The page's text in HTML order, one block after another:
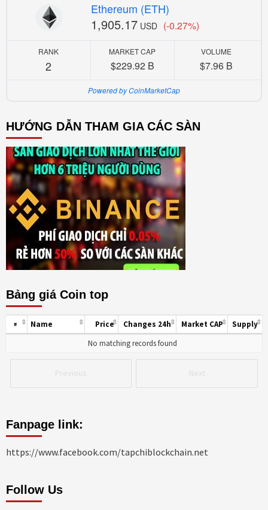
Ethereum (ETH)
1,905.17 USD (-0.27%)
RANK
2
MARKET CAP
$229.92 B
VOLUME
$7.96 B
Powered by CoinMarketCap
HƯỚNG DẪN THAM GIA CÁC SÀN
Bảng giá Coin top
Previous Next
# Name Price Changes 24h Market CAP
Supply
No matching records found
Fanpage link:
https://www.facebook.com/tapchiblockchain.net
Follow Us